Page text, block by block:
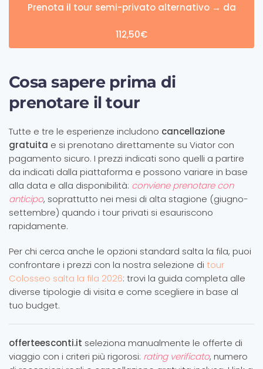
Prenota il tour semi-privato alternativo → da
112,50€
Cosa sapere prima di
prenotare il tour
Tutte e tre le esperienze includono cancellazione
gratuita e si prenotano direttamente su Viator con
pagamento sicuro. I prezzi indicati sono quelli a partire
da indicati dalla piattaforma e possono variare in base
alla data e alla disponibilità: conviene prenotare con
anticipo, soprattutto nei mesi di alta stagione (giugno-
settembre) quando i tour privati si esauriscono
rapidamente.
Per chi cerca anche le opzioni standard salta la fila, puoi
confrontare i prezzi con la nostra selezione di tour
Colosseo salta la fila 2026: trovi la guida completa alle
diverse tipologie di visita e come scegliere in base al
tuo budget.
offerteesconti.it seleziona manualmente le offerte di
viaggio con i criteri più rigorosi: rating verificato, numero